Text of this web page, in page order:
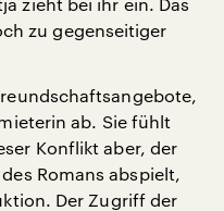
zu gegenseitiger
ab. Sie fühlt
Konflikt aber, der
Romans abspielt,
Der Zugriff der